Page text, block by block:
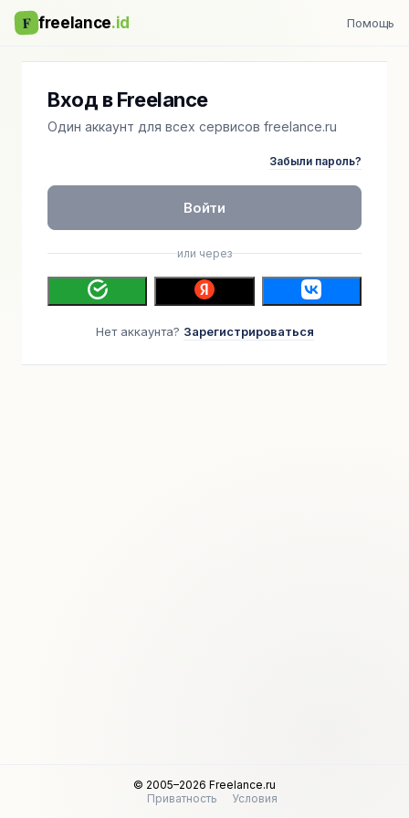
F freelance.id Помощь
Вход в Freelance
Один аккаунт для всех сервисов freelance.ru
Забыли пароль?
Войти
или через
Нет аккаунта? Зарегистрироваться
© 2005–2026 Freelance.ru
Приватность
Условия